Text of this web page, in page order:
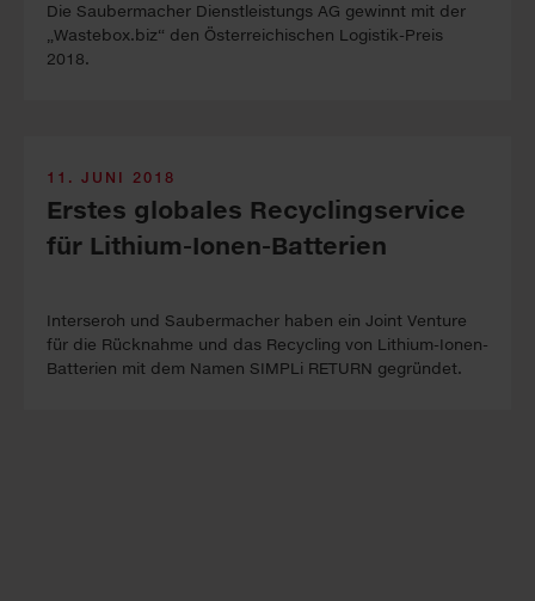
Die Saubermacher Dienstleistungs AG gewinnt mit der
„Wastebox.biz“ den Österreichischen Logistik-Preis
2018.
11. JUNI 2018
Erstes globales Recyclingservice
für Lithium-Ionen-Batterien
Interseroh und Saubermacher haben ein Joint Venture
für die Rücknahme und das Recycling von Lithium-Ionen-
Batterien mit dem Namen SIMPLi RETURN gegründet.